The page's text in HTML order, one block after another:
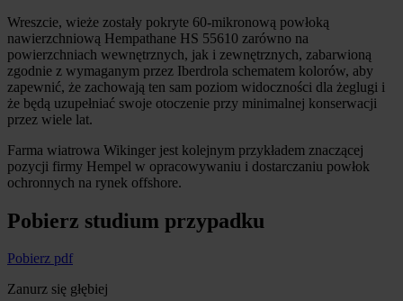
Wreszcie, wieże zostały pokryte 60-mikronową powłoką
nawierzchniową Hempathane HS 55610 zarówno na
powierzchniach wewnętrznych, jak i zewnętrznych, zabarwioną
zgodnie z wymaganym przez Iberdrola schematem kolorów, aby
zapewnić, że zachowają ten sam poziom widoczności dla żeglugi i
że będą uzupełniać swoje otoczenie przy minimalnej konserwacji
przez wiele lat.
Farma wiatrowa Wikinger jest kolejnym przykładem znaczącej
pozycji firmy Hempel w opracowywaniu i dostarczaniu powłok
ochronnych na rynek offshore.
Pobierz studium przypadku
Pobierz pdf
Zanurz się głębiej